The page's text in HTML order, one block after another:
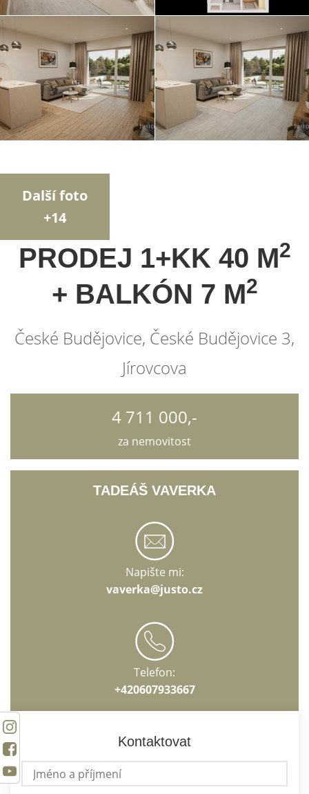
Další foto
+14
PRODEJ 1+KK 40 M2
+ BALKÓN 7 M2
České Budějovice, České Budějovice 3,
Jírovcova
4 711 000,-
za nemovitost
TADEÁŠ VAVERKA
Napište mi:
vaverka@justo.cz
Telefon:
+420607933667
Kontaktovat